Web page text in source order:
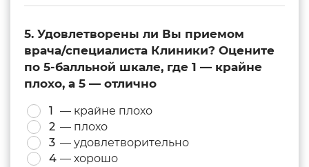
5. Удовлетворены ли Вы приемом
врача/специалиста Клиники? Оцените
по 5-балльной шкале, где 1 — крайне
плохо, а 5 — отлично
1 — крайне плохо
2 — плохо
3 — удовлетворительно
4 — хорошо